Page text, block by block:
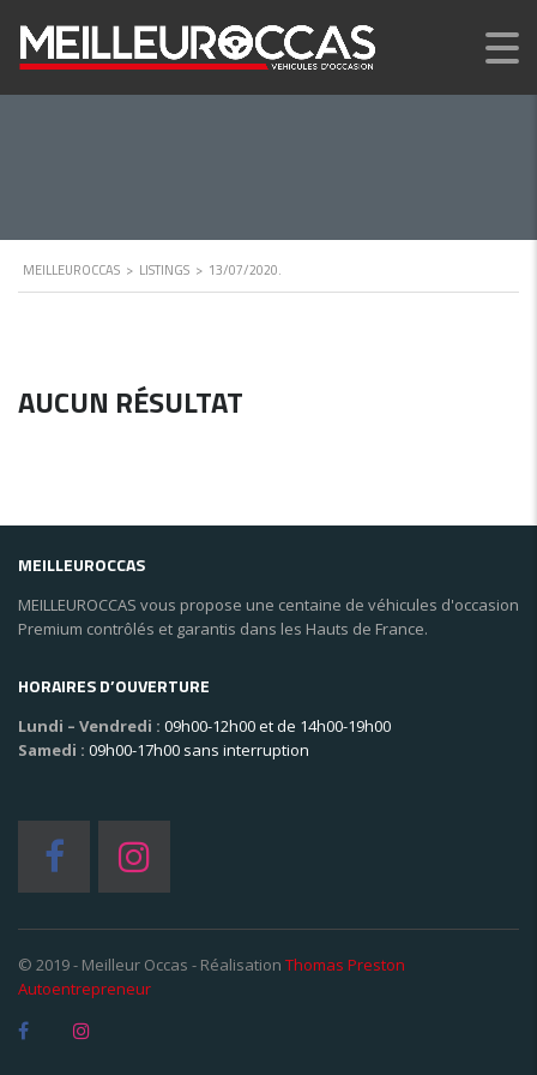
MEILLEUROCCAS > LISTINGS > 13/07/2020.
AUCUN RÉSULTAT
MEILLEUROCCAS
MEILLEUROCCAS vous propose une centaine de véhicules d'occasion
Premium contrôlés et garantis dans les Hauts de France.
HORAIRES D’OUVERTURE
Lundi – Vendredi : 09h00-12h00 et de 14h00-19h00
Samedi : 09h00-17h00 sans interruption
© 2019 - Meilleur Occas - Réalisation Thomas Preston
Autoentrepreneur